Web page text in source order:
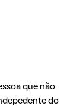
que não
do